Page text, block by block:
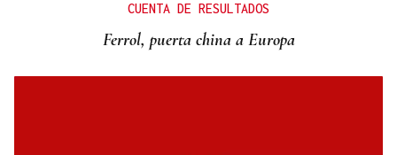
CUENTA DE RESULTADOS
Ferrol, puerta china a Europa